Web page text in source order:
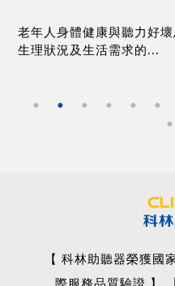
老年人身體健康與聽力好
生理狀況及生活需求的...
【 科林助聽器榮獲國